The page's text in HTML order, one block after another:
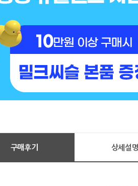
구매후기 상세설명